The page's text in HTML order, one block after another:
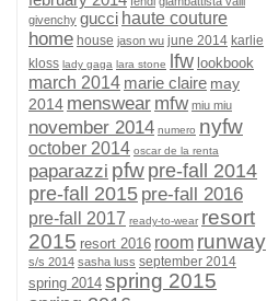
givenchy gucci haute couture
home house jason wu june 2014 karlie
kloss lady gaga lara stone lfw lookbook
march 2014 marie claire may
2014 menswear mfw miu miu
november 2014 numero nyfw
october 2014 oscar de la renta
paparazzi pfw pre-fall 2014
pre-fall 2015 pre-fall 2016
pre-fall 2017 ready-to-wear resort
2015 resort 2016 room runway
s/s 2014 sasha luss september 2014
spring 2014 spring 2015